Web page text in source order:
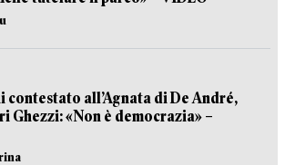
all’Agnata di De André,
Ghezzi: «Non è democrazia» –